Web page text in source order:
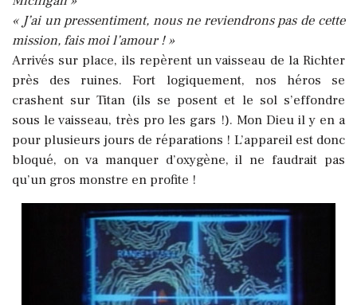
« J’ai un pressentiment, nous ne reviendrons pas de cette
mission, fais moi l’amour ! »
Arrivés sur place, ils repèrent un vaisseau de la Richter
près des ruines. Fort logiquement, nos héros se
crashent sur Titan (ils se posent et le sol s’effondre
sous le vaisseau, très pro les gars !). Mon Dieu il y en a
pour plusieurs jours de réparations ! L’appareil est donc
bloqué, on va manquer d’oxygène, il ne faudrait pas
qu’un gros monstre en profite !